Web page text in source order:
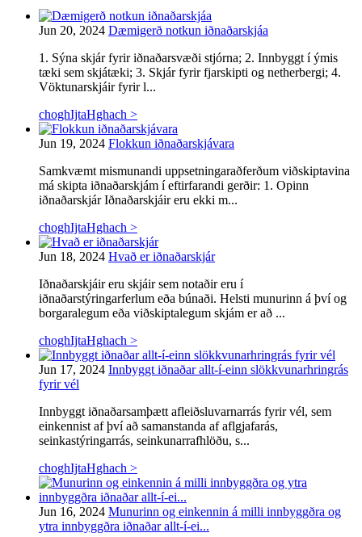
Jun 20, 2024 Dæmigerð notkun iðnaðarskjáa
1. Sýna skjár fyrir iðnaðarsvæði stjórna; 2. Innbyggt í ýmis
tæki sem skjátæki; 3. Skjár fyrir fjarskipti og netherbergi; 4.
Vöktunarskjáir fyrir l...
choghIjtaHghach >
Jun 19, 2024 Flokkun iðnaðarskjávara
Samkvæmt mismunandi uppsetningaraðferðum viðskiptavina
má skipta iðnaðarskjám í eftirfarandi gerðir: 1. Opinn
iðnaðarskjár Iðnaðarskjáir eru ekki m...
choghIjtaHghach >
Jun 18, 2024 Hvað er iðnaðarskjár
Iðnaðarskjáir eru skjáir sem notaðir eru í
iðnaðarstýringarferlum eða búnaði. Helsti munurinn á því og
borgaralegum eða viðskiptalegum skjám er að ...
choghIjtaHghach >
Jun 17, 2024 Innbyggt iðnaðar allt-í-einn slökkvunarhringrás
fyrir vél
Innbyggt iðnaðarsamþætt afleiðsluvarnarrás fyrir vél, sem
einkennist af því að samanstanda af aflgjafarás,
seinkastýringarrás, seinkunarrafhlöðu, s...
choghIjtaHghach >
Jun 16, 2024 Munurinn og einkennin á milli innbyggðra og
ytra innbyggðra iðnaðar allt-í-ei...